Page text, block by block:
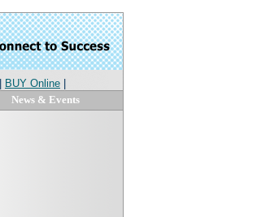
BUY Online
News & Events